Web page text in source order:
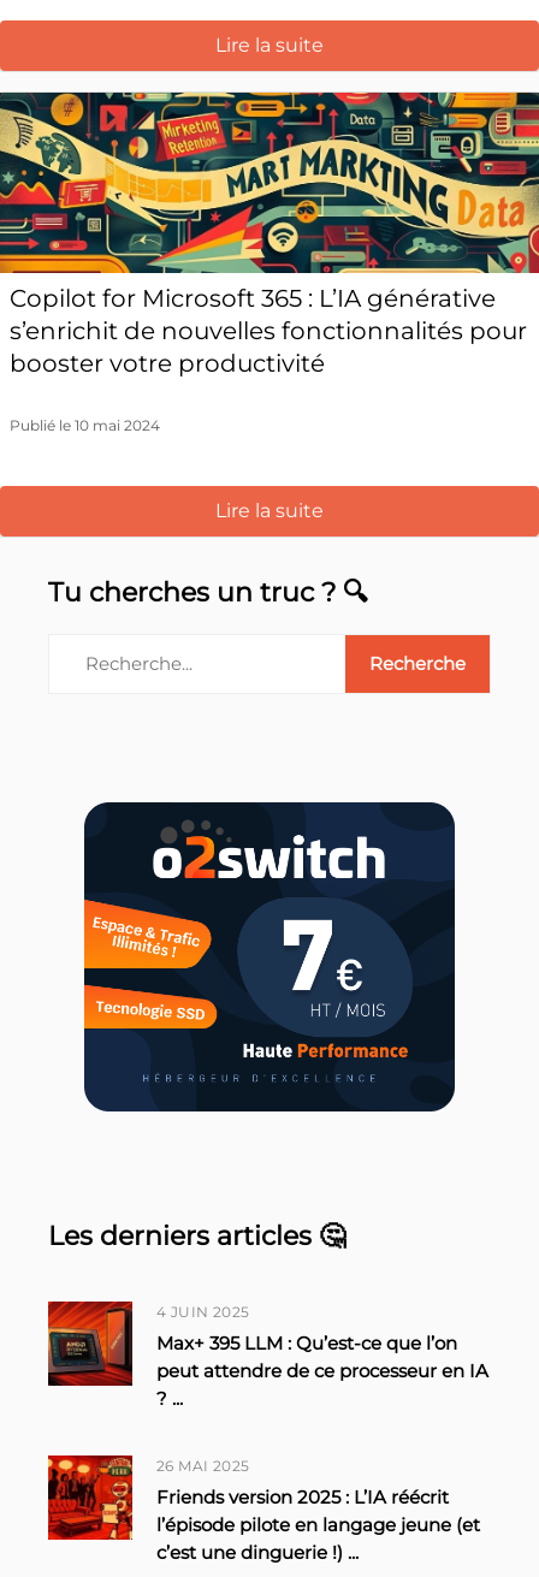
Lire la suite
Copilot for Microsoft 365 : L’IA générative
s’enrichit de nouvelles fonctionnalités pour
booster votre productivité
Publié le 10 mai 2024
Lire la suite
Tu cherches un truc ? 🔍
Les derniers articles 🤔
4 JUIN 2025
Max+ 395 LLM : Qu’est-ce que l’on
peut attendre de ce processeur en IA
? ...
26 MAI 2025
Friends version 2025 : L’IA réécrit
l’épisode pilote en langage jeune (et
c’est une dinguerie !) ...